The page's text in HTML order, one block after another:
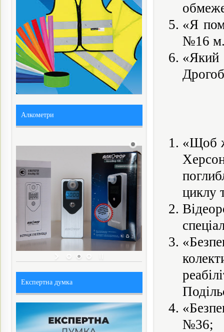
«Я
№16 м.
«Який
«Щоб
циклу
№36;
Алкометри
Експертна думка